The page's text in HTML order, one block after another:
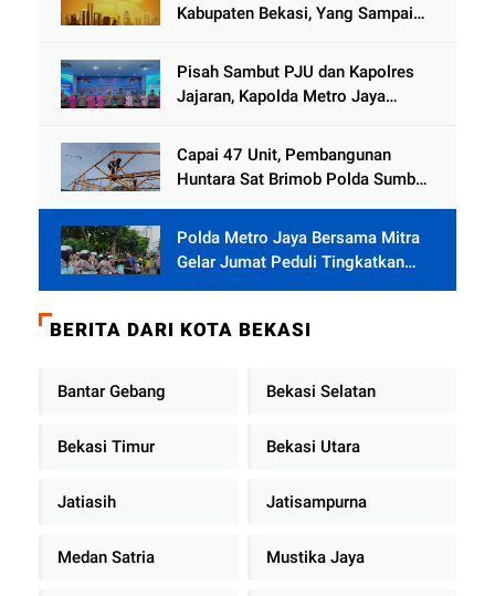
Kabupaten Bekasi, Yang Sampai
Pisah Sambut PJU dan Kapolres
Jajaran, Kapolda Metro Jaya
Diperkuat
Capai 47 Unit, Pembangunan
Huntara Sat Brimob Polda Sumbar
Polda Metro Jaya Bersama Mitra
Gelar Jumat Peduli Tingkatkan
Kepedulian Sosial
BERITA DARI KOTA BEKASI
Bantar Gebang Bekasi Selatan
Bekasi Timur Bekasi Utara
Jatiasih Jatisampurna
Medan Satria Mustika Jaya